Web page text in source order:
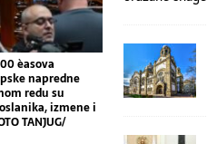
èasova
napredne
redu su
izmene i
TANJUG/